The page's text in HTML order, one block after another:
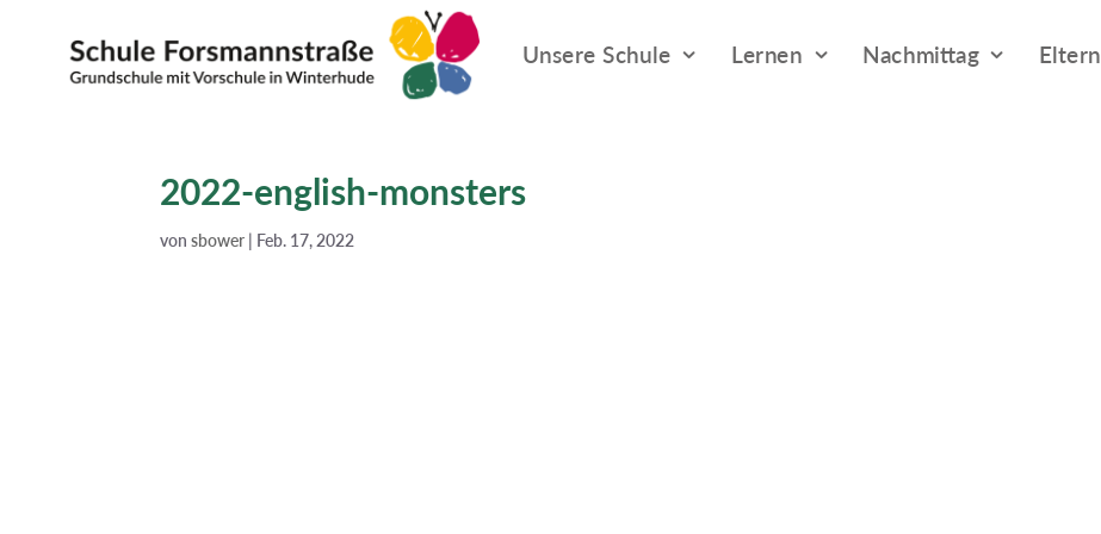
Unsere Schule Lernen Nachmittag Eltern
2022-english-monsters
vonsbower | Feb. 17, 2022